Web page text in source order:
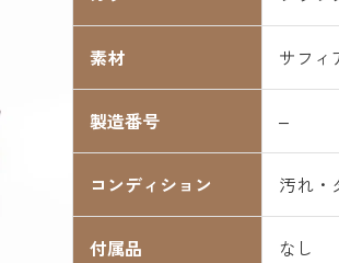
素材 サフィ
製造番号 –
コンディション 汚れ・
付属品 なし